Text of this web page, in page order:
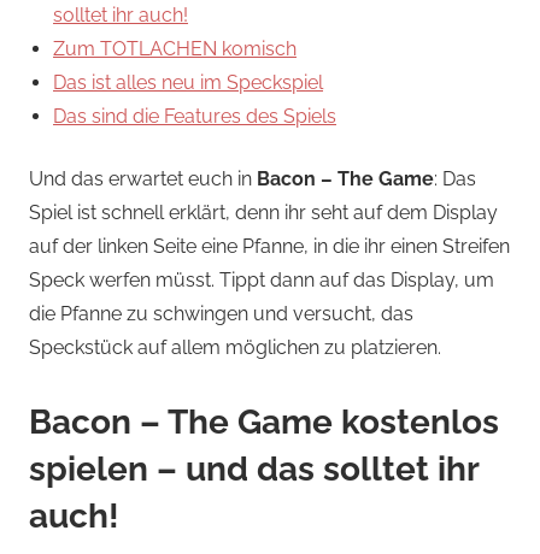
solltet ihr auch!
Zum TOTLACHEN komisch
Das ist alles neu im Speckspiel
Das sind die Features des Spiels
Und das erwartet euch in Bacon – The Game: Das
Spiel ist schnell erklärt, denn ihr seht auf dem Display
auf der linken Seite eine Pfanne, in die ihr einen Streifen
Speck werfen müsst. Tippt dann auf das Display, um
die Pfanne zu schwingen und versucht, das
Speckstück auf allem möglichen zu platzieren.
Bacon – The Game kostenlos
spielen – und das solltet ihr
auch!